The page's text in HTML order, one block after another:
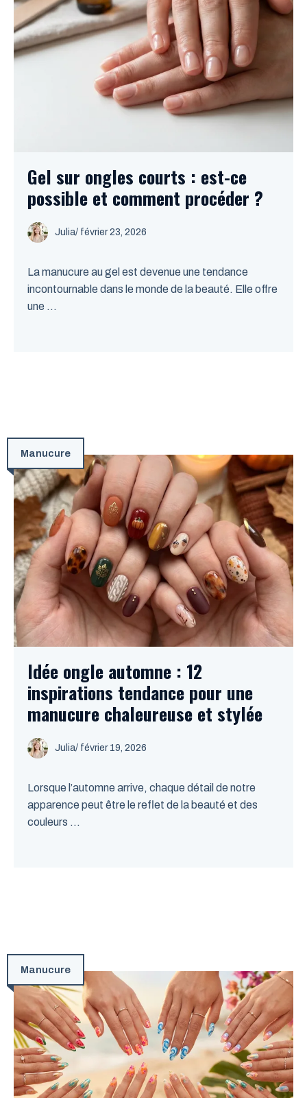
Gel sur ongles courts : est-ce
possible et comment procéder ?
Julia/ février 23, 2026
La manucure au gel est devenue une tendance
incontournable dans le monde de la beauté. Elle offre
une ...
Manucure
Idée ongle automne : 12
inspirations tendance pour une
manucure chaleureuse et stylée
Julia/ février 19, 2026
Lorsque l’automne arrive, chaque détail de notre
apparence peut être le reflet de la beauté et des
couleurs ...
Manucure